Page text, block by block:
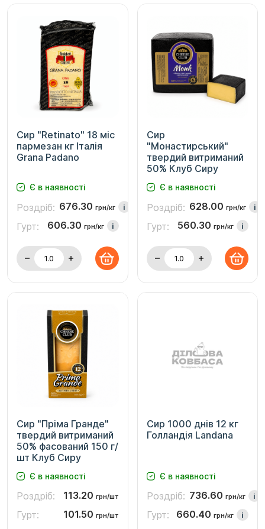
Сир "Retinato" 18 міс
пармезан кг Італія
Grana Padano
Є в наявності
Роздріб: 676.30 грн/кг i
Гурт: 606.30 грн/кг i
Сир
"Монастирський"
твердий витриманий
50% Клуб Сиру
Є в наявності
Роздріб: 628.00 грн/кг i
Гурт: 560.30 грн/кг i
Сир "Пріма Гранде"
твердий витриманий
50% фасований 150 г/
шт Клуб Сиру
Є в наявності
Роздріб: 113.20 грн/шт
Гурт: 101.50 грн/шт
Сир 1000 днів 12 кг
Голландія Landana
Є в наявності
Роздріб: 736.60 грн/кг i
Гурт: 660.40 грн/кг i